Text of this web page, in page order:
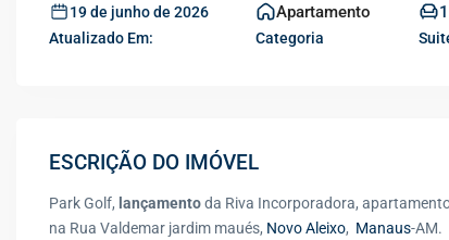
19 de junho de 2026
Atualizado Em:
Apartamento
Categoria
1
ESCRIÇÃO DO IMÓVEL
Park Golf, lançamentoda Riva Incorporadora,
na Rua Valdemar jardim maués, Novo Aleixo, Manaus-AM.